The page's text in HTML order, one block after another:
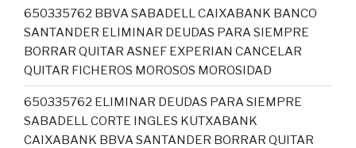
650335762 BBVA SABADELL CAIXABANK BANCO
SANTANDER ELIMINAR DEUDAS PARA SIEMPRE
BORRAR QUITAR ASNEF EXPERIAN CANCELAR
QUITAR FICHEROS MOROSOS MOROSIDAD
650335762 ELIMINAR DEUDAS PARA SIEMPRE
SABADELL CORTE INGLES KUTXABANK
CAIXABANK BBVA SANTANDER BORRAR QUITAR